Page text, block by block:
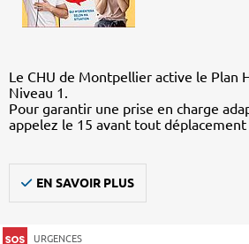
Le CHU de Montpellier active le Plan
Niveau 1.
Pour garantir une prise en charge
appelez le 15 avant tout déplacement
EN SAVOIR PLUS
URGENCES